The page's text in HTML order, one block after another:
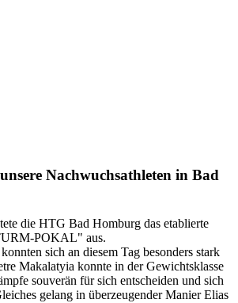
Nachwuchsathleten in Bad
die HTG Bad Homburg das etablierte
POKAL" aus.
sich an diesem Tag besonders stark
Makalatyia konnte in der Gewichtsklasse
souverän für sich entscheiden und sich
gelang in überzeugender Manier Elias